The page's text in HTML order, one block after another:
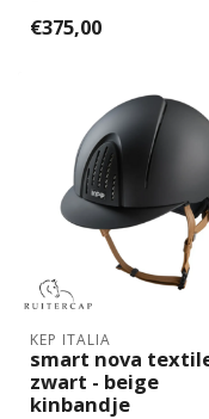
maat binnenvoering k...
€375,00
KEP ITALIA
smart nova
zwart - beige
kinbandje